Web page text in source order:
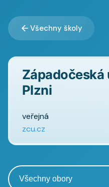
Všechny školy
Plzni
veřejná
zcu.cz